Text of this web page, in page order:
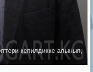
кепилдикке алынып,